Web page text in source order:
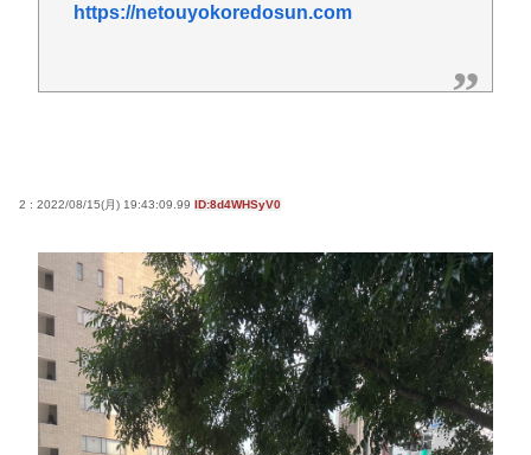
【画像】移民についての日本人の本音、だいたいこ
認知症の高齢者の資産260兆円が狙われている！ 「被
誰でもできる仕事してるやつって死にたくならん
なして君ら「テスラ」買わないの？モデル3なら300
万程度で買える.コスパ最強車がここにあるのに
Powered by livedoor 相互RSS
https://netouyokoredosun.com
2 : 2022/08/15(月) 19:43:09.99 ID:8d4WHSyV0